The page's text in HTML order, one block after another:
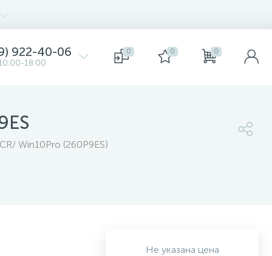
922-40-06
18:00
0 0 0
Win10Pro (260P9ES)
Не указана цена